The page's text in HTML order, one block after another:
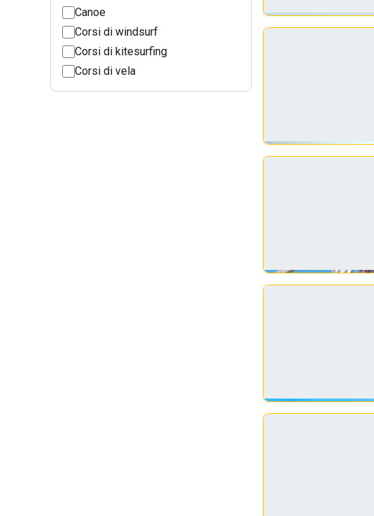
Canoe
Corsi di windsurf
Corsi di kitesurfing
Corsi di vela